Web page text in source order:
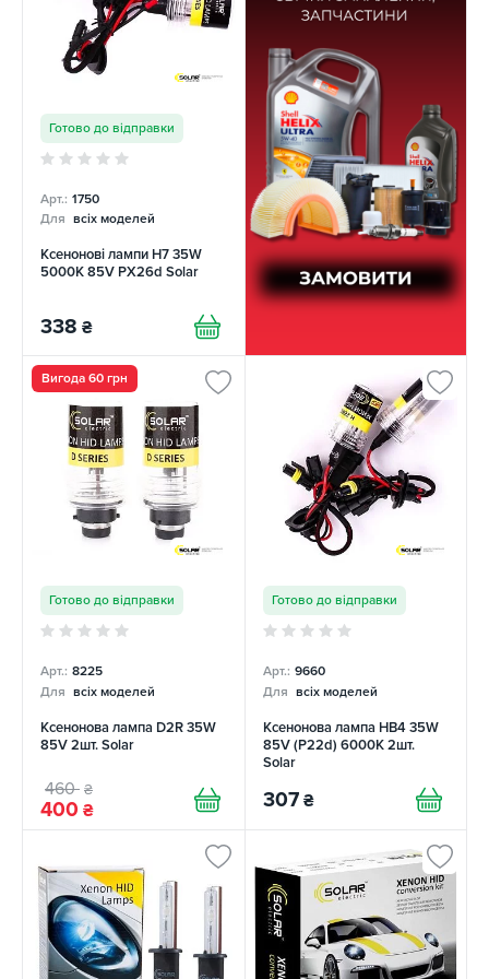
Готово до відправки
Арт.: 1750
Для всіх моделей
Ксенонові лампи H7 35W
5000K 85V PX26d Solar
338 ₴
Вигода 60 грн
Готово до відправки
Арт.: 8225
Для всіх моделей
Ксенонова лампа D2R 35W
85V 2шт. Solar
460 ₴
400 ₴
Готово до відправки
Арт.: 9660
Для всіх моделей
Ксенонова лампа HB4 35W
85V (P22d) 6000K 2шт.
Solar
307 ₴